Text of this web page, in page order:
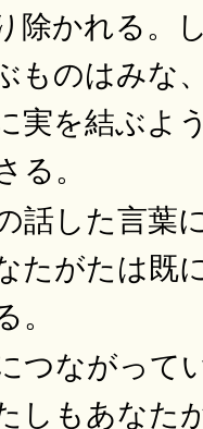
除かれる。し
ものはみな
実を結ぶよ
る。
話した言葉
たがたは既
つながって
しもあなた